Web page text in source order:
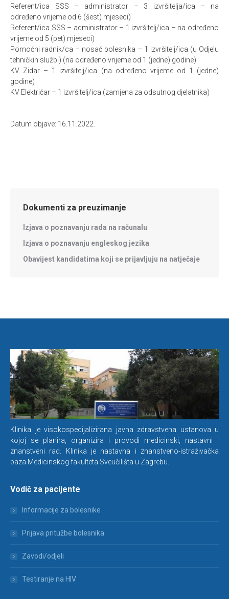
Referent/ica SSS – administrator – 3 izvršitelja/ica – na
određeno vrijeme od 6 (šest) mjeseci)
Referent/ica SSS – administrator – 1 izvršitelj/ica – na određeno
vrijeme od 5 (pet) mjeseci)
Pomoćni radnik/ca – nosač bolesnika – 1 izvršitelj/ica (u Odjelu
tehničkih službi) (na određeno vrijeme od 1 (jedne) godine)
KV Zidar – 1 izvršitelj/ica (na određeno vrijeme od 1 (jedne)
godine)
KV Električar – 1 izvršitelj/ica (zamjena za odsutnog djelatnika)
Datum objave: 16.11.2022.
Dokumenti za preuzimanje
Izjava o poznavanju rada na računalu
Izjava o poznavanju engleskog jezika
Obavijest kandidatima koji se prijavljuju na natječaje
Klinika je visokospecijalizirana javna zdravstvena ustanova u
kojoj se planira, organizira i provodi medicinski, nastavni i
znanstveni rad. Klinika je nastavna i znanstveno-istraživačka
baza Medicinskog fakulteta Sveučilišta u Zagrebu.
Vodič za pacijente
Informacije za bolesnike
Prijava pritužbe bolesnika
Zavodi/odjeli
Testiranje na HIV